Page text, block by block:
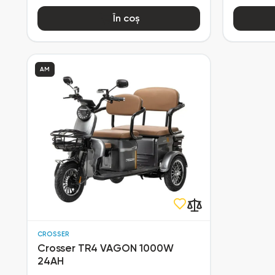
În coș
CROSSER
Crosser TR4 VAGON 1000W
24AH
AM